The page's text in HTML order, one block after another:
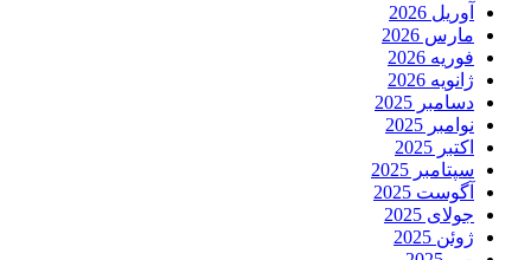
آوریل 2026
مارس 2026
فوریه 2026
ژانویه 2026
دسامبر 2025
نوامبر 2025
اکتبر 2025
سپتامبر 2025
آگوست 2025
جولای 2025
ژوئن 2025